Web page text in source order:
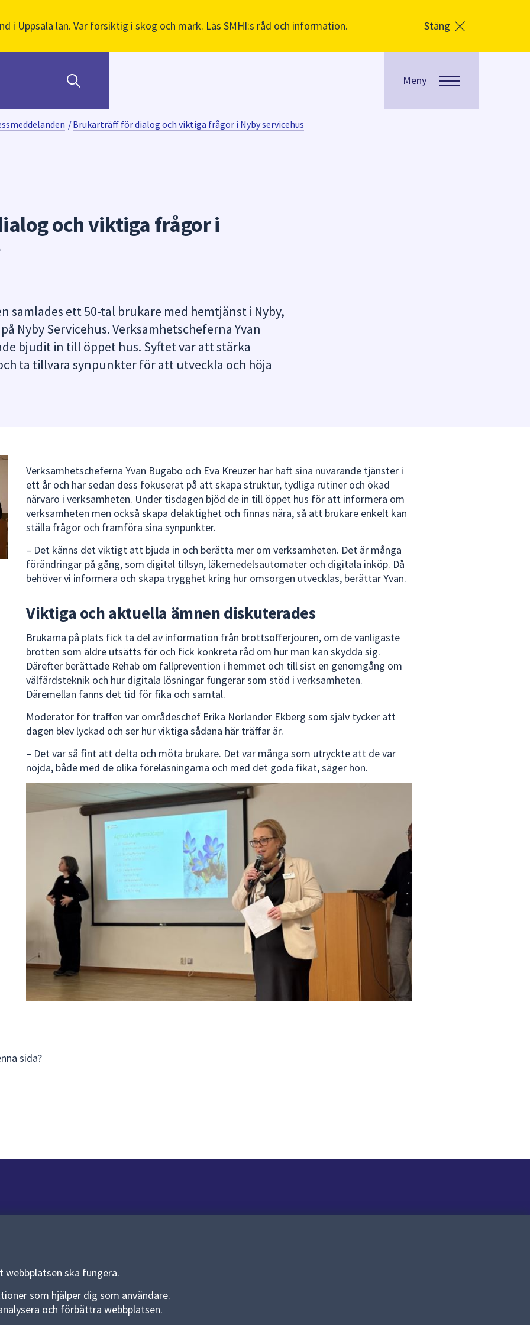
i Uppsala län. Var försiktig i skog och mark. Läs SMHI:s råd och information. Stäng
Meny
ska fungera.
som hjälper dig som användare.
och förbättra webbplatsen.
/Brukarträff för dialog och viktiga frågor i Nyby servicehus
och viktiga frågor i
samlades ett 50-tal brukare med hemtjänst i Nyby,
Nyby Servicehus. Verksamhetscheferna Yvan
bjudit in till öppet hus. Syftet var att stärka
ta tillvara synpunkter för att utveckla och höja
Verksamhetscheferna Yvan Bugabo och Eva Kreuzer har haft sina nuvarande tjänster i
ett år och har sedan dess fokuserat på att skapa struktur, tydliga rutiner och ökad
närvaro i verksamheten. Under tisdagen bjöd de in till öppet hus för att informera om
verksamheten men också skapa delaktighet och finnas nära, så att brukare enkelt kan
ställa frågor och framföra sina synpunkter.
– Det känns det viktigt att bjuda in och berätta mer om verksamheten. Det är många
förändringar på gång, som digital tillsyn, läkemedelsautomater och digitala inköp. Då
behöver vi informera och skapa trygghet kring hur omsorgen utvecklas, berättar Yvan.
Viktiga och aktuella ämnen diskuterades
Brukarna på plats fick ta del av information från brottsofferjouren, om de vanligaste
brotten som äldre utsätts för och fick konkreta råd om hur man kan skydda sig.
Därefter berättade Rehab om fallprevention i hemmet och till sist en genomgång om
välfärdsteknik och hur digitala lösningar fungerar som stöd i verksamheten.
Däremellan fanns det tid för fika och samtal.
Moderator för träffen var områdeschef Erika Norlander Ekberg som själv tycker att
dagen blev lyckad och ser hur viktiga sådana här träffar är.
– Det var så fint att delta och möta brukare. Det var många som utryckte att de var
nöjda, både med de olika föreläsningarna och med det goda fikat, säger hon.
sida?
Allmänna handlingar och diarium
Behandling av personuppgifter
Kakor